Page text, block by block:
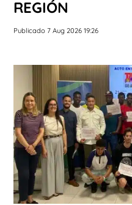
REGIÓN
Publicado 7 Aug 2026 19:26